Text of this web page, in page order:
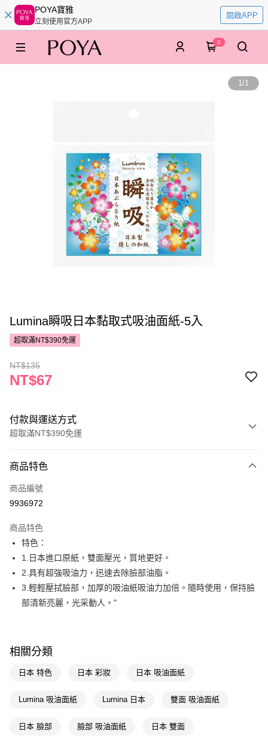
POYA寶雅
立刻使用官方APP
開啟APP
0
1/1
Lumina瞬吸日本黏取式吸油面紙-5入
超取滿NT$390免運
NT$135
NT$67
付款與運送方式
超取滿NT$390免運
POYA支付
信用卡一次付款
LINE Pay
Apple Pay
街口支付
悠遊付
AFTEE先享後付
【關於「AFTEE先享後付」】
便利好安心！
２．便利：只要手機號碼，簡訊認證，即可結帳。
３．安心：先確認商品／服務後，再付款。
商品特色
商品編號
9936972
商品特色
特色：
1.日本進口原紙，雙面壓光，質地更好。
2.具有超強吸油力，迅速去除臉部油脂。
3.輕輕壓拭臉部，加厚的吸油紙吸油力加倍。隨時使用，保持臉
部清新亮麗，光采動人。"
相關分類
日本 特色 日本 彩妝 日本 吸油面紙
Lumina 吸油面紙 Lumina 日本 雙面 吸油面紙
日本 臉部 臉部 吸油面紙 日本 雙面